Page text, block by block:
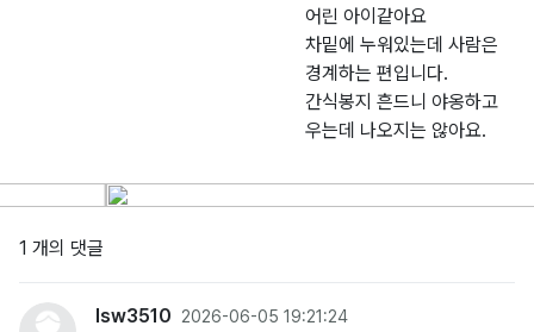
어린 아이같아요
차밑에 누워있는데 사람은
경계하는 편입니다.
간식봉지 흔드니 야옹하고
우는데 나오지는 않아요.
1 개의 댓글
lsw3510 2026-06-05 19:21:24